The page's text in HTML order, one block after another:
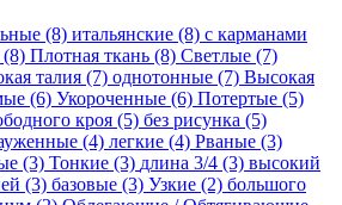
(8) итальянские (8) с карманами
Плотная ткань (8) Светлые (7)
талия (7) однотонные (7) Высокая
(6) Укороченные (6) Потертые (5)
кроя (5) без рисунка (5)
(4) легкие (4) Рваные (3)
(3) Тонкие (3) длина 3/4 (3) высокий
(3) базовые (3) Узкие (2) большого